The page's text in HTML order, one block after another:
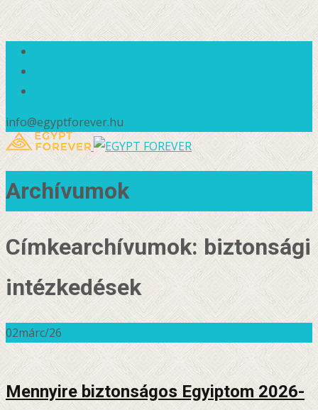
info@egyptforever.hu
Archívumok
Címkearchívumok: biztonsági
intézkedések
02márc/26
Mennyire biztonságos Egyiptom 2026-